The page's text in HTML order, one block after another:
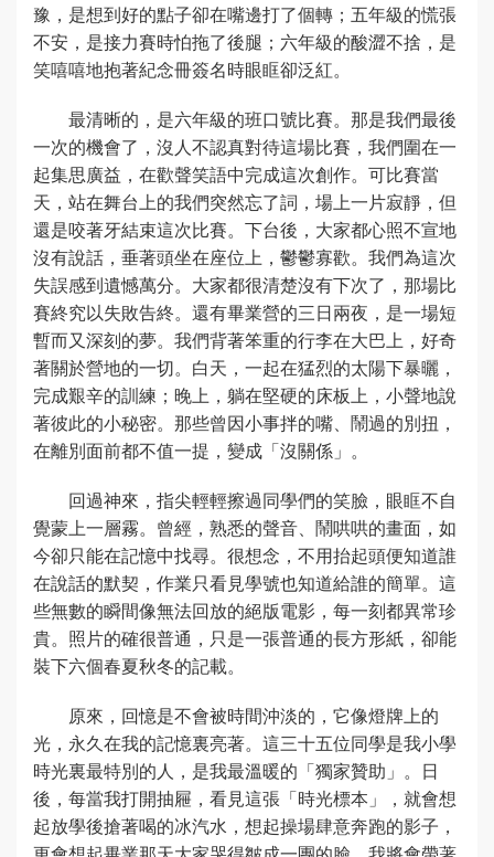
豫，是想到好的點子卻在嘴邊打了個轉；五年級的慌張
不安，是接力賽時怕拖了後腿；六年級的酸澀不捨，是
笑嘻嘻地抱著紀念冊簽名時眼眶卻泛紅。
最清晰的，是六年級的班口號比賽。那是我們最後
一次的機會了，沒人不認真對待這場比賽，我們圍在一
起集思廣益，在歡聲笑語中完成這次創作。可比賽當
天，站在舞台上的我們突然忘了詞，場上一片寂靜，但
還是咬著牙結束這次比賽。下台後，大家都心照不宣地
沒有說話，垂著頭坐在座位上，鬱鬱寡歡。我們為這次
失誤感到遺憾萬分。大家都很清楚沒有下次了，那場比
賽終究以失敗告終。還有畢業營的三日兩夜，是一場短
暫而又深刻的夢。我們背著笨重的行李在大巴上，好奇
著關於營地的一切。白天，一起在猛烈的太陽下暴曬，
完成艱辛的訓練；晚上，躺在堅硬的床板上，小聲地說
著彼此的小秘密。那些曾因小事拌的嘴、鬧過的別扭，
在離別面前都不值一提，變成「沒關係」。
回過神來，指尖輕輕擦過同學們的笑臉，眼眶不自
覺蒙上一層霧。曾經，熟悉的聲音、鬧哄哄的畫面，如
今卻只能在記憶中找尋。很想念，不用抬起頭便知道誰
在說話的默契，作業只看見學號也知道給誰的簡單。這
些無數的瞬間像無法回放的絕版電影，每一刻都異常珍
貴。照片的確很普通，只是一張普通的長方形紙，卻能
裝下六個春夏秋冬的記載。
原來，回憶是不會被時間沖淡的，它像燈牌上的
光，永久在我的記憶裏亮著。這三十五位同學是我小學
時光裏最特別的人，是我最溫暖的「獨家贊助」。日
後，每當我打開抽屜，看見這張「時光標本」，就會想
起放學後搶著喝的冰汽水，想起操場肆意奔跑的影子，